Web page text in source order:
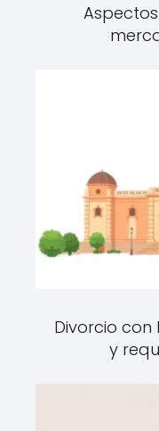
Divorcio con
y